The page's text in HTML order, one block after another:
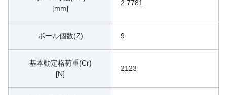
[mm]
2.7781
ボール個数(Z) 9
基本動定格荷重(Cr)
[N]
2123